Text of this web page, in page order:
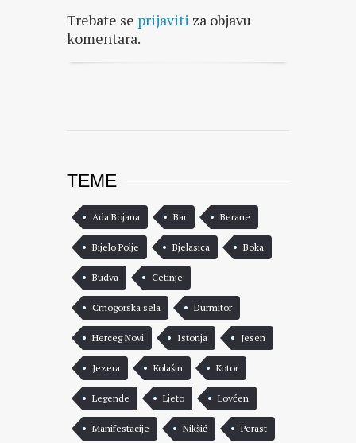
Trebate se prijaviti za objavu
komentara.
TEME
Ada Bojana Bar Berane
Bijelo Polje Bjelasica Boka
Budva Cetinje
Crnogorska sela Durmitor
Herceg Novi Istorija Jesen
Jezera Kolašin Kotor
Legende Ljeto Lovćen
Manifestacije Nikšić Perast